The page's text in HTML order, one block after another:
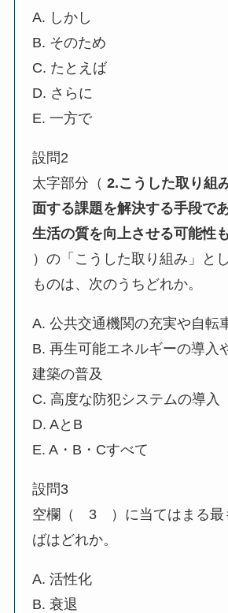
A. しかし
B. そのため
C. たとえば
D. さらに
E. 一方で
設問2
太字部分（2.こうした取り組
面する課題を解決する手段で
生活の質を向上させる可能性
）の「こうした取り組み」と
ものは、次のうちどれか。
A. 公共交通機関の充実や自転
B. 再生可能エネルギーの導入
建築の普及
C. 高度な防犯システムの導入
D. AとB
E. A・B・Cすべて
設問3
空欄（ 3 ）に当てはまる最
ばはどれか。
A. 活性化
B. 衰退